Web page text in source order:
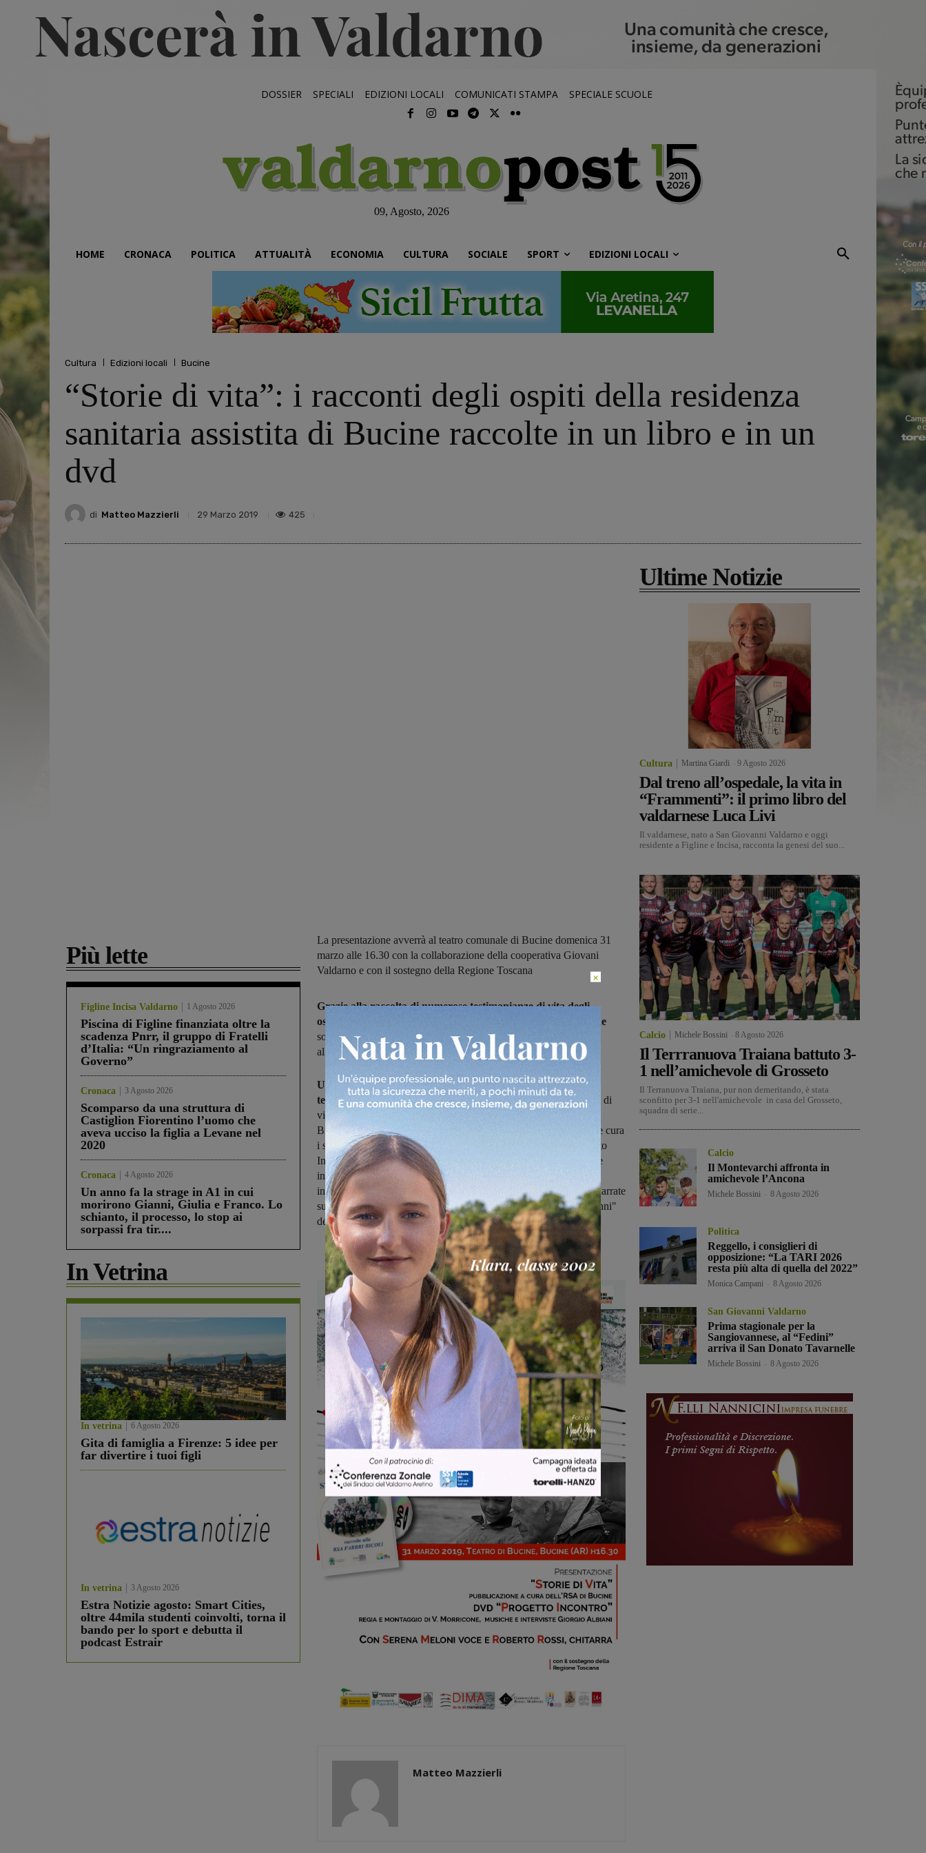
DOSSIER SPECIALI EDIZIONI LOCALI COMUNICATI STAMPA SPECIALE SCUOLE
09, Agosto, 2026
HOME CRONACA POLITICA ATTUALITÀ ECONOMIA CULTURA SOCIALE SPORT EDIZIONI LOCALI
Cultura Edizioni locali Bucine
“Storie di vita”: i racconti degli ospiti della residenza
sanitaria assistita di Bucine raccolte in un libro e in un
dvd
di Matteo Mazzierli 29 Marzo 2019 425
Più lette
Figline Incisa Valdarno 1 Agosto 2026
Piscina di Figline finanziata oltre la
scadenza Pnrr, il gruppo di Fratelli
d’Italia: “Un ringraziamento al
Governo”
Cronaca 3 Agosto 2026
Scomparso da una struttura di
Castiglion Fiorentino l’uomo che
aveva ucciso la figlia a Levane nel
2020
Cronaca 4 Agosto 2026
Un anno fa la strage in A1 in cui
morirono Gianni, Giulia e Franco. Lo
schianto, il processo, lo stop ai
sorpassi fra tir....
In Vetrina
In vetrina 6 Agosto 2026
Gita di famiglia a Firenze: 5 idee per
far divertire i tuoi figli
In vetrina 3 Agosto 2026
Estra Notizie agosto: Smart Cities,
oltre 44mila studenti coinvolti, torna il
bando per lo sport e debutta il
podcast Estrair
La presentazione avverrà al teatro comunale di Bucine domenica 31
marzo alle 16.30 con la collaborazione della cooperativa Giovani
Valdarno e con il sostegno della Regione Toscana
Grazie alla raccolta di numerose testimonianze di vita degli
ospiti della residenza sanitaria assistita Fabbri Bicoli di Bucine
sono nate due opere narranti la quotidianietà e i momenti trascorsi
all'interno della struttura.
Un libro e un dvd saranno oggetto di presentazione presso il
teatro di Bucine domenica 31 marzo: il primo, intitolato "Storie di
vita" è stato realizzato grazie alla pubblicazione della RSA Fabbri
Bicoli in collaborazione con la cooperativa Giovani Valdarno, che cura
i servizi assistenziali presso la RSA; il secondo, dal titolo "Progetto
Incontro" è stato diretto e montato da V. Morricone con musiche e
interviste di Giorgio Albiani. Occasione, anche per conoscere e
incontrare, oltre agli autori delle opere, i protagonisti delle storie narrate
su pagine e schermo, così da trascorrere un pomeriggio con i "nonni"
della RSA.
Matteo Mazzierli
Ultime Notizie
Cultura Martina Giardi 9 Agosto 2026
Dal treno all’ospedale, la vita in
“Frammenti”: il primo libro del
valdarnese Luca Livi
Il valdarnese, nato a San Giovanni Valdarno e oggi
residente a Figline e Incisa, racconta la genesi del suo...
Calcio Michele Bossini 8 Agosto 2026
Il Terrranuova Traiana battuto 3-
1 nell’amichevole di Grosseto
Il Terranuova Traiana, pur non demeritando, è stata
sconfitto per 3-1 nell'amichevole in casa del Grosseto,
squadra di serie...
Calcio
Il Montevarchi affronta in
amichevole l’Ancona
Michele Bossini 8 Agosto 2026
Politica
Reggello, i consiglieri di
opposizione: “La TARI 2026
resta più alta di quella del 2022”
Monica Campani 8 Agosto 2026
San Giovanni Valdarno
Prima stagionale per la
Sangiovannese, al “Fedini”
arriva il San Donato Tavarnelle
Michele Bossini 8 Agosto 2026
×